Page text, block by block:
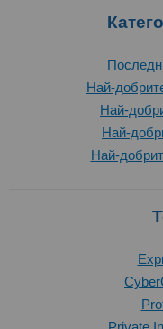
Най-
Най-
Най-
Най-